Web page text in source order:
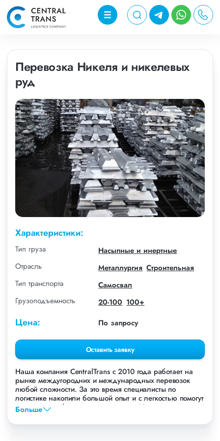
Перевозка Никеля и никелевых
руд
Характеристики:
Тип груза
Насыпные и инертные
Отрасль
Металлургия Строительная
Тип транспорта
Самосвал
Грузоподъемность
20-100 100+
Цена: По запросу
Оставить заявку
Наша компания СentralTrans с 2010 года работает на
рынке междугородних и международных перевозок
любой сложности. За это время специалисты по
логистике накопили большой опыт и с легкостью помогут
перевезти любые грузы, в том числе Никель и
никелевые руды.
Больше